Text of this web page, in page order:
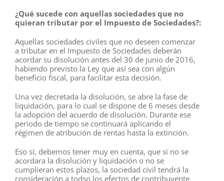
¿Qué sucede con aquellas sociedades que no
quieran tributar por el Impuesto de Sociedades?:
Aquellas sociedades civiles que no deseen comenzar
a tributar en el Impuesto de Sociedades deberán
acordar su disolución antes del 30 de junio de 2016,
habiendo previsto la Ley que así sea con algún
beneficio fiscal, para facilitar esta decisión.
Una vez decretada la disolución, se abre la fase de
liquidación, para lo cual se dispone de 6 meses desde
la adopción del acuerdo de disolución. Durante ese
periodo de tiempo se continuará aplicando el
régimen de atribución de rentas hasta la extinción.
Eso sí, debemos tener muy en cuenta, que si no se
acordara la disolución y liquidación o no se
cumplieran estos plazos, la sociedad civil tendrá la
consideración a todso los efectos de contribuyente